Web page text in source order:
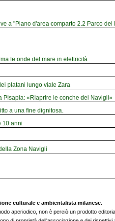
a "Piano d'area comparto 2.2 Parco
le onde del mare in elettricità
platani lungo viale Zara
Pisapia: «Riaprire le conche dei Navigli»
a una fine dignitosa.
10 anni
Zona Navigli
culturale e ambientalista milanese.
aperiodico, non è perciò un prodotto